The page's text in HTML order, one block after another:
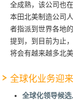
全成熟，该公司也
本田北美制造公司
者指派到世界各地
提到，到目前为止
将会有越来越多北
全球化业务迎
全球化领导候